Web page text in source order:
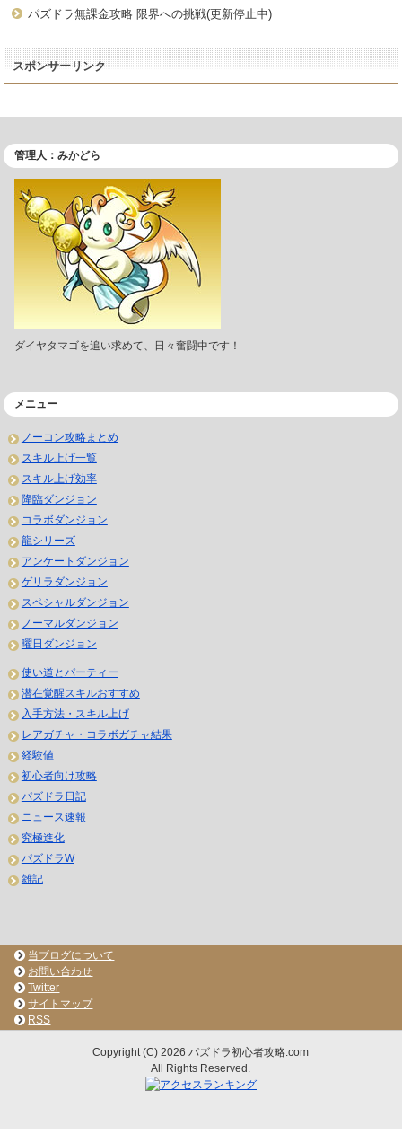
パズドラ無課金攻略 限界への挑戦(更新停止中)
スポンサーリンク
管理人：みかどら
ダイヤタマゴを追い求めて、日々奮闘中です！
メニュー
ノーコン攻略まとめ
スキル上げ一覧
スキル上げ効率
降臨ダンジョン
コラボダンジョン
龍シリーズ
アンケートダンジョン
ゲリラダンジョン
スペシャルダンジョン
ノーマルダンジョン
曜日ダンジョン
使い道とパーティー
潜在覚醒スキルおすすめ
入手方法・スキル上げ
レアガチャ・コラボガチャ結果
経験値
初心者向け攻略
パズドラ日記
ニュース速報
究極進化
パズドラW
雑記
当ブログについて
お問い合わせ
Twitter
サイトマップ
RSS
Copyright (C) 2026 パズドラ初心者攻略.com
All Rights Reserved.